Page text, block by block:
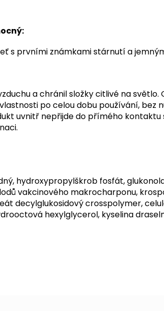
s prvními známkami stárnutí a
a chránil složky citlivé na
po celou dobu používání, bez
uvnitř nepřijde do přímého kontaktu
hydroxypropylškrob fosfát,
vakcinového makrocharponu,
decylglukosidový crosspolymer,
hexylglycerol, kyselina